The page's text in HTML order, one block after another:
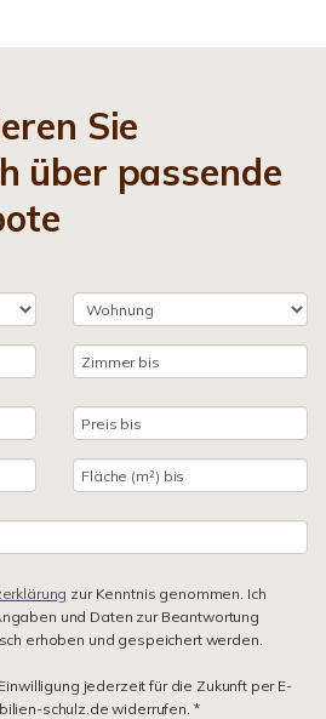
Sie
über passende
zur Kenntnis genommen. Ich
und Daten zur Beantwortung
erhoben und gespeichert werden.
jederzeit für die Zukunft per E-
schulz.de widerrufen. *